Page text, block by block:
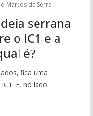
Marcos da Serra
serrana
o IC1 e a
é?
fica uma
E, no lado